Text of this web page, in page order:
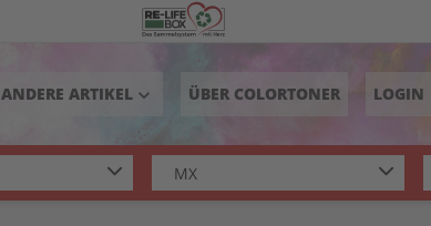
ANDERE ARTIKEL keyboard_arrow_down ÜBER COLORTONER LOGIN